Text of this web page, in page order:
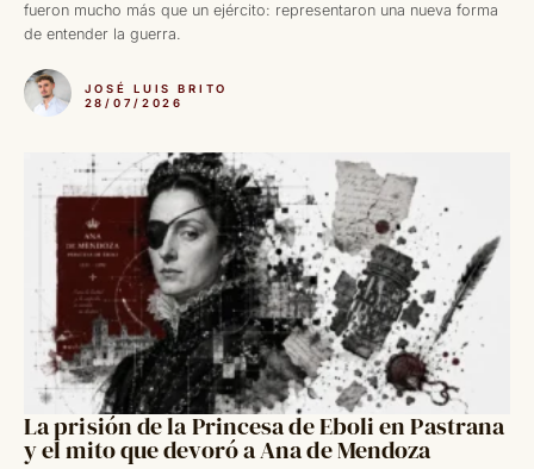
fueron mucho más que un ejército: representaron una nueva forma
de entender la guerra.
JOSÉ LUIS BRITO
28/07/2026
La prisión de la Princesa de Eboli en Pastrana
y el mito que devoró a Ana de Mendoza